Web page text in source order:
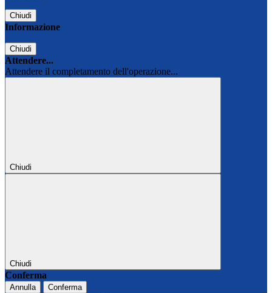
Chiudi
Informazione
Chiudi
Attendere...
Attendere il completamento dell'operazione...
Chiudi
Chiudi
Conferma
Annulla Conferma